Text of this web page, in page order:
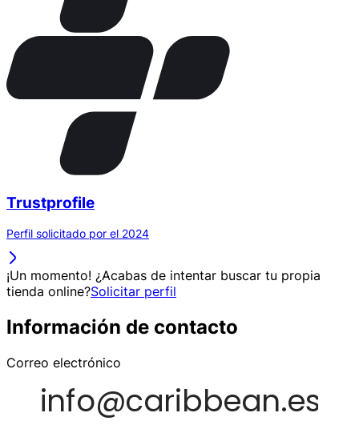
Trustprofile
Perfil solicitado por el 2024
¡Un momento! ¿Acabas de intentar buscar tu propia
tienda online?Solicitar perfil
Información de contacto
Correo electrónico